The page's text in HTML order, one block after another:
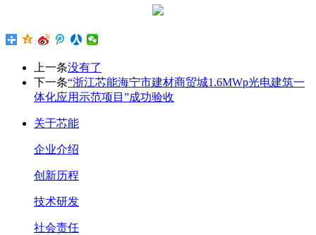
上一条没有了
下一条“浙江芯能海宁市建材商贸城1.6MWp光电建筑一
体化应用示范项目”成功验收
关于芯能
企业介绍
创新历程
技术研发
社会责任